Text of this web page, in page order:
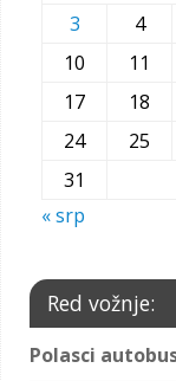
3
4
10
11
17
18
24
25
31
« srp
Red vožnje:
Polasci